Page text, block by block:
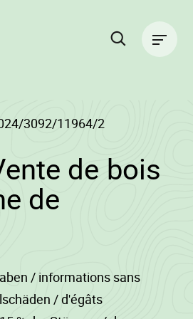
821/2024/
de bois
de
3092/11964/2
/ informations sans
/ d'égâts